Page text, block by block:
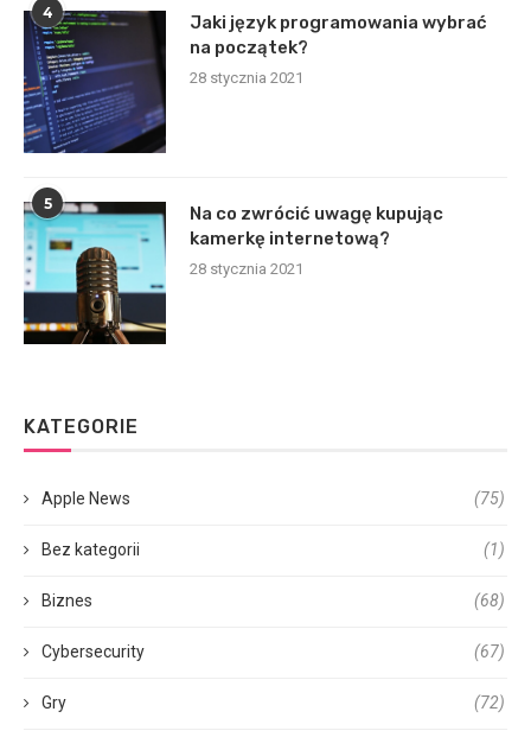
4
Jaki język programowania wybrać
na początek?
28 stycznia 2021
5
Na co zwrócić uwagę kupując
kamerkę internetową?
28 stycznia 2021
KATEGORIE
Apple News (75)
Bez kategorii (1)
Biznes (68)
Cybersecurity (67)
Gry (72)